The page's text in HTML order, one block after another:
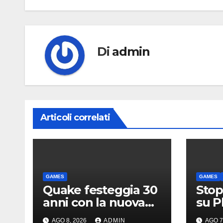
Di admin
Articoli correlati
GAMES
Quake festeggia 30
anni con la nuova
espansione gratuita
AGO 8, 2026 ADMIN
GAMES
su
AGO